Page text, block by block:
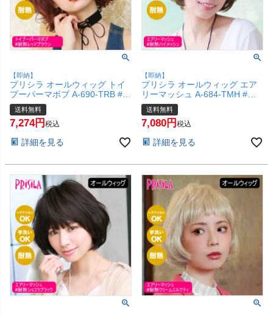
【即納】
プリシラ オールウィッグ トイ
プーパーマボブ A-690-TRB #耐
熱レッドブラウン 【かつら 和
装 コスプレ 医療用 自然 クセ毛
風 くるくる 外国人風 おしゃれ
軽 初心者向け 女性 】【宅配便
送料無料
7,274 税込
詳細を見る
【即納】
プリシラ オールウィッグ エア
リーマッシュ A-684-TMH #耐
熱ハイメッシュ 【かつら 和装
コスプレ 医療用 自然 おしゃれ
かわいい 可愛い 小顔 簡単 お手
送料無料】(6057750)
送料無料
7,080 税込
詳細を見る